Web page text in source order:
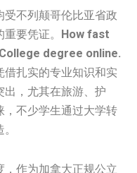
不列颠哥伦比亚省政
要凭证。
How fast
degree online.
扎实的专业知识和实
，尤其在旅游、护
，不少学生通过大学转
作为加拿大正规公立